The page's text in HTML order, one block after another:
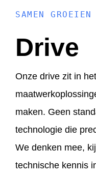
SAMEN GROEIEN
Drive
Onze drive zit in
maken. Geen
technologie die
We denken mee,
technische kennis